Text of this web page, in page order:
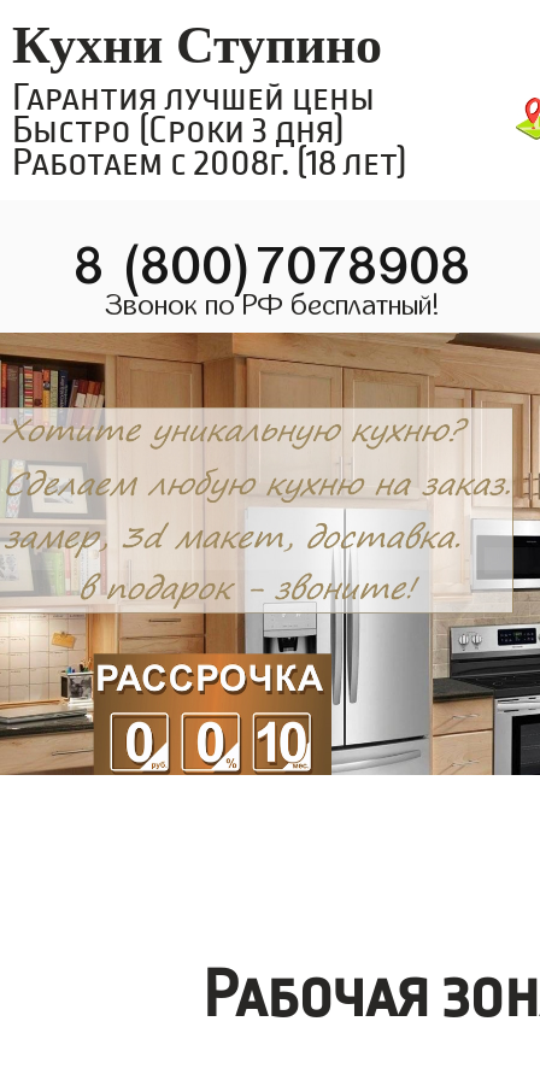
Кухни Ступино
Гарантия лучшей цены
Быстро (Сроки 3 дня)
Работаем с 2008г. (18 лет)
8 (800)7078908
Звонок по РФ бесплатный!
Рабочая